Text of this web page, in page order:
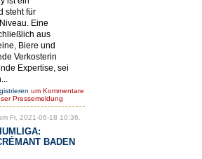
steht für
Eine
aus
Biere und
Verkosterin
Expertise, sei
um Kommentare
Pressemeldung
Fr, 2021-06-18 10:36.
BADEN